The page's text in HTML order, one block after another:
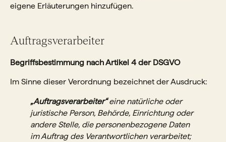
eigene Erläuterungen hinzufügen.
Auftragsverarbeiter
Begriffsbestimmung nach Artikel 4 der DSGVO
Im Sinne dieser Verordnung bezeichnet der Ausdruck:
„Auftragsverarbeiter“eine natürliche oder
juristische Person, Behörde, Einrichtung oder
andere Stelle, die personenbezogene Daten
im Auftrag des Verantwortlichen verarbeitet;